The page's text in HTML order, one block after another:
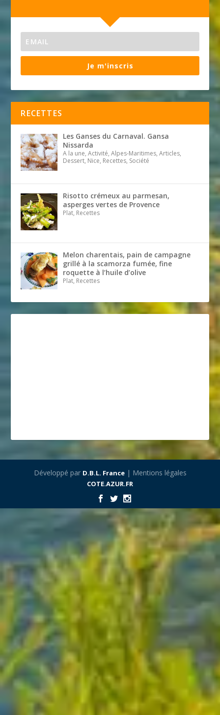
Je m'inscris
RECETTES
Les Ganses du Carnaval. Gansa
Nissarda
A la une, Activité, Alpes-Maritimes, Articles,
Dessert, Nice, Recettes, Société
Risotto crémeux au parmesan,
asperges vertes de Provence
Plat, Recettes
Melon charentais, pain de campagne
grillé à la scamorza fumée, fine
roquette à l’huile d’olive
Plat, Recettes
Développé par D.B.L. France| Mentions légales
COTE.AZUR.FR